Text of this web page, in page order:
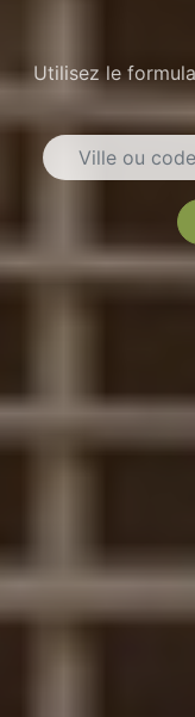
Utilisez le